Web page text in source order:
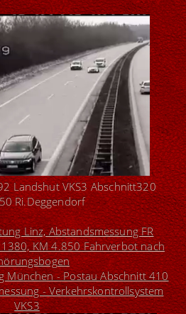
Landshut VKS3 Abschnitt320
Ri.Deggendorf
Linz, Abstandsmessung FR
KM 4.850 Fahrverbot nach
München - Postau Abschnitt 410
- Verkehrskontrollsystem
VKS3